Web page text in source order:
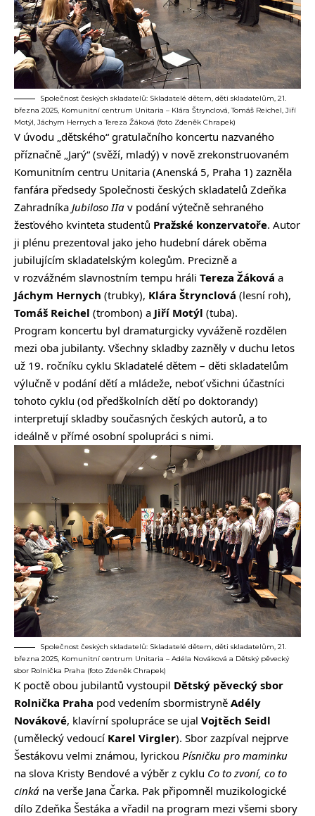
Společnost českých skladatelů: Skladatelé dětem, děti skladatelům, 21.
března 2025, Komunitní centrum Unitaria – Klára Štrynclová, Tomáš Reichel, Jiří
Motýl, Jáchym Hernych a Tereza Žáková (foto Zdeněk Chrapek)
V úvodu „dětského“ gratulačního koncertu nazvaného
příznačně „Jarý“ (svěží, mladý) v nově zrekonstruovaném
Komunitním centru Unitaria (Anenská 5, Praha 1) zazněla
fanfára předsedy Společnosti českých skladatelů Zdeňka
Zahradníka Jubiloso IIa v podání výtečně sehraného
žesťového kvinteta studentů Pražské konzervatoře. Autor
ji plénu prezentoval jako jeho hudební dárek oběma
jubilujícím skladatelským kolegům. Precizně a
v rozvážném slavnostním tempu hráli Tereza Žáková a
Jáchym Hernych (trubky), Klára Štrynclová (lesní roh),
Tomáš Reichel (trombon) a Jiří Motýl (tuba).
Program koncertu byl dramaturgicky vyváženě rozdělen
mezi oba jubilanty. Všechny skladby zazněly v duchu letos
už 19. ročníku cyklu Skladatelé dětem – děti skladatelům
výlučně v podání dětí a mládeže, neboť všichni účastníci
tohoto cyklu (od předškolních dětí po doktorandy)
interpretují skladby současných českých autorů, a to
ideálně v přímé osobní spolupráci s nimi.
Společnost českých skladatelů: Skladatelé dětem, děti skladatelům, 21.
března 2025, Komunitní centrum Unitaria – Adéla Nováková a Dětský pěvecký
sbor Rolnička Praha (foto Zdeněk Chrapek)
K poctě obou jubilantů vystoupil Dětský pěvecký sbor
Rolnička Praha pod vedením sbormistryně Adély
Novákové, klavírní spolupráce se ujal Vojtěch Seidl
(umělecký vedoucí Karel Virgler). Sbor zazpíval nejprve
Šestákovu velmi známou, lyrickou Písničku pro maminku
na slova Kristy Bendové a výběr z cyklu Co to zvoní, co to
cinká na verše Jana Čarka. Pak připomněl muzikologické
dílo Zdeňka Šestáka a vřadil na program mezi všemi sbory